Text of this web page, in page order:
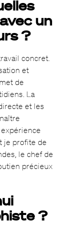
un
?
concret.
et
de
La
et les
je profite de
le chef de
précieux
?